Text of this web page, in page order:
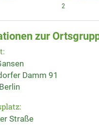
2
zur
Damm 91
Straße